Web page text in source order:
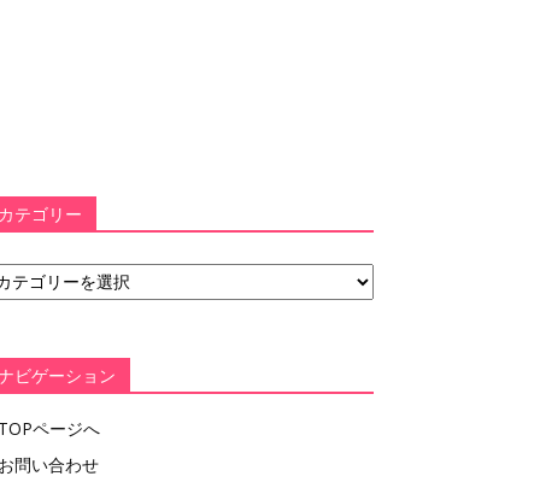
カテゴリー
ビゲーション
TOPページへ
お問い合わせ